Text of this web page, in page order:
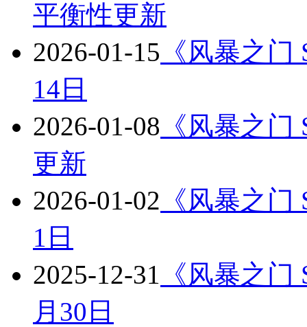
平衡性更新
2026-01-15 《风暴之
14日
2026-01-08 《风暴之门
更新
2026-01-02 《风暴之
1日
2025-12-31 《风暴之门
月30日